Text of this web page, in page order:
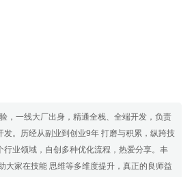
，一线大厂出身，精通全栈、全端开发，负责
发。历经从副业到创业9年 打磨与积累，纵跨技
行业领域，自创多种优化流程，热爱分享。丰
大家在技能 思维等多维度提升，真正的良师益